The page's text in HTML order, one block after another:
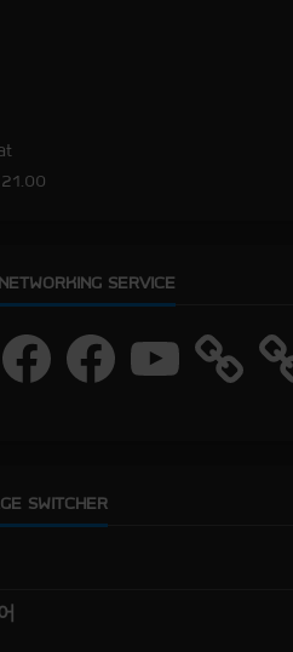
SERVICE
a
a
Y
u
SWITCHER